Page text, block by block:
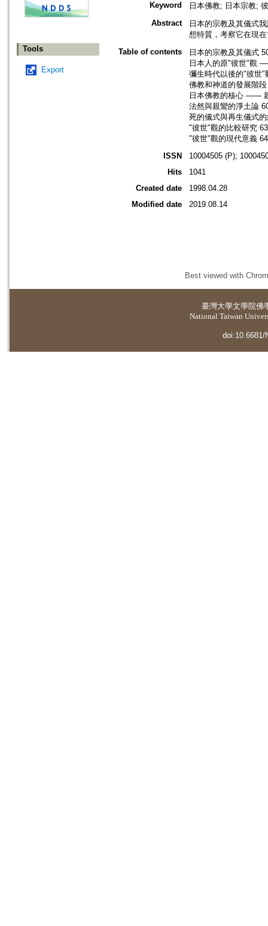
Tools
Export
Keyword
日本佛教; 日本宗教;
Abstract
日本的宗教及其儀式
想特質，考察它在現
Table of contents
日本的宗教及其儀式
日本人的原"彼世"觀
彌生時代以後的"彼世"
佛教和神道的發展階
日本佛教的核心 ——
法然與親鸞的淨土論
死的儀式與再生儀式
"彼世"觀的比較研究 63
"彼世"觀的現代意義 64
ISSN
10004505 (P);
Hits
1041
Created date
1998.04.28
Modified date
2019.08.14
Best viewed with
臺灣大學文學院佛
National Taiwan
doi:10.6681/